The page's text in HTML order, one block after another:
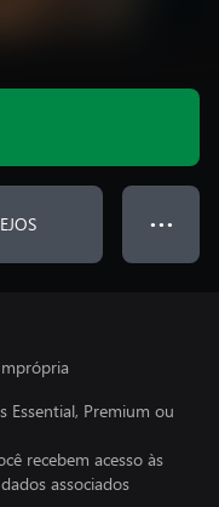
● ● ●
Essential, Premium ou
recebem acesso às
associados